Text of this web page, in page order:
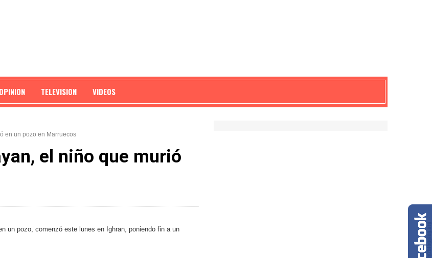
OPINION TELEVISION VIDEOS
en un pozo en Marruecos
el niño que murió
un pozo, comenzó este lunes en Ighran, poniendo fin a un